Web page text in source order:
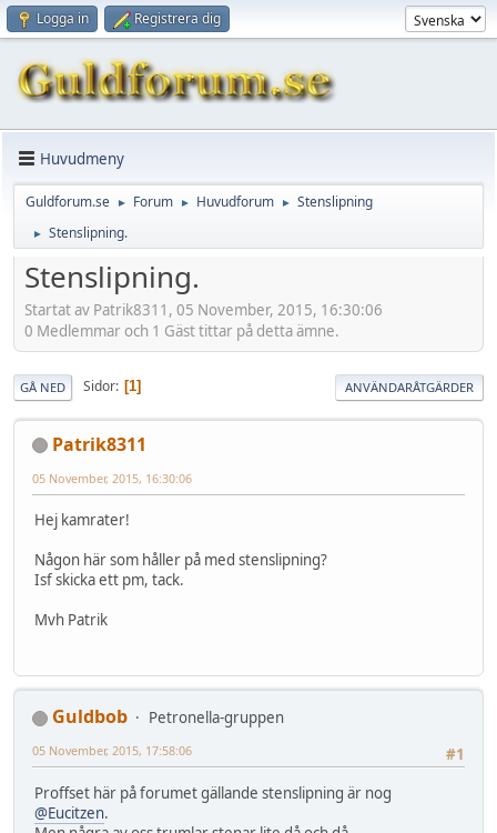
Logga in Registrera dig
Huvudmeny
Guldforum.se ► Forum ► Huvudforum ► Stenslipning
► Stenslipning.
Stenslipning.
Startat av Patrik8311, 05 November, 2015, 16:30:06
0 Medlemmar och 1 Gäst tittar på detta ämne.
GÅ NED Sidor 1 ANVÄNDARÅTGÄRDER
Patrik8311
05 November, 2015, 16:30:06
Hej kamrater!
Någon här som håller på med stenslipning?
Isf skicka ett pm, tack.
Mvh Patrik
Guldbob
Petronella-gruppen
#1
05 November, 2015, 17:58:06
Proffset här på forumet gällande stenslipning är nog
@Eucitzen.